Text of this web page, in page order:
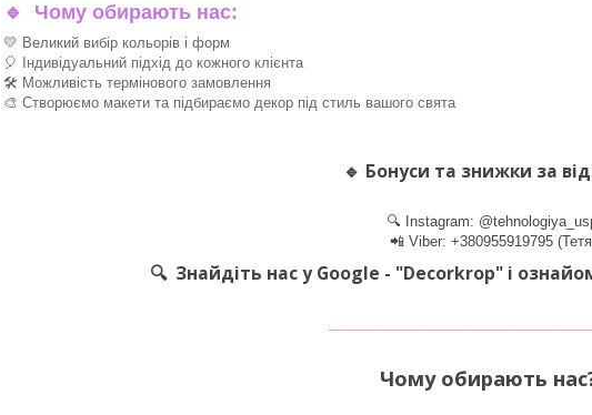
🔹 Чому обирають нас:
💛 Великий вибір кольорів і форм
🎈 Індивідуальний підхід до кожного клієнта
🛠 Можливість термінового замовлення
🎨 Створюємо макети та підбираємо декор під стиль вашого свята
🔹 Бонуси та знижки за
🔍 Instagram:
📲 Viber: +380955919795
🔍 Знайдіть нас у Google - "Decorkrop" і
Чому обирають